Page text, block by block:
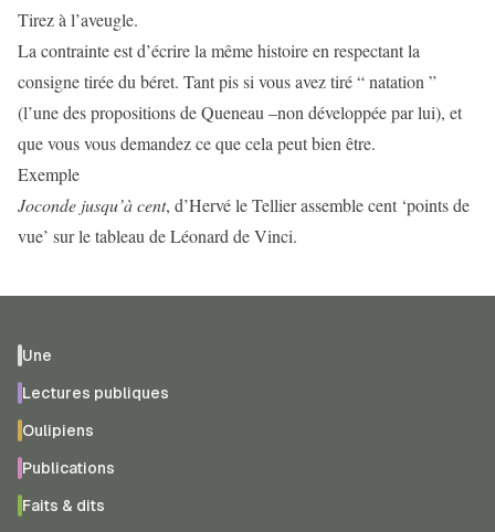
Tirez à l’aveugle.
La contrainte est d’écrire la même histoire en respectant la
consigne tirée du béret. Tant pis si vous avez tiré “ natation ”
(l’une des propositions de Queneau –non développée par lui), et
que vous vous demandez ce que cela peut bien être.
Exemple
Joconde jusqu’à cent, d’Hervé le Tellier assemble cent ‘points de
vue’ sur le tableau de Léonard de Vinci.
Une
Lectures publiques
Oulipiens
Publications
Faits & dits